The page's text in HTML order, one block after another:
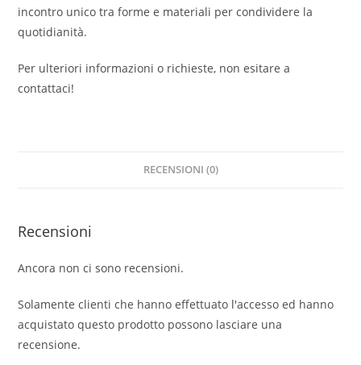
incontro unico tra forme e materiali per condividere la
quotidianità.
Per ulteriori informazioni o richieste, non esitare a
contattaci!
RECENSIONI (0)
Recensioni
Ancora non ci sono recensioni.
Solamente clienti che hanno effettuato l'accesso ed hanno
acquistato questo prodotto possono lasciare una
recensione.